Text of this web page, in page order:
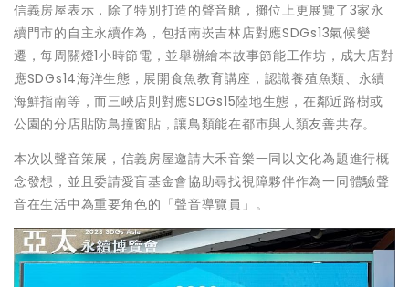
信義房屋表示，除了特別打造的聲音艙，攤位上更展覽了3家永
續門市的自主永續作為，包括南崁吉林店對應SDGs13氣候變
遷，每周關燈1小時節電，並舉辦繪本故事節能工作坊，成大店對
應SDGs14海洋生態，展開食魚教育講座，認識養殖魚類、永續
海鮮指南等，而三峽店則對應SDGs15陸地生態，在鄰近路樹或
公園的分店貼防鳥撞窗貼，讓鳥類能在都市與人類友善共存。
本次以聲音策展，信義房屋邀請大禾音樂一同以文化為題進行概
念發想，並且委請愛盲基金會協助尋找視障夥伴作為一同體驗聲
音在生活中為重要角色的「聲音導覽員」。